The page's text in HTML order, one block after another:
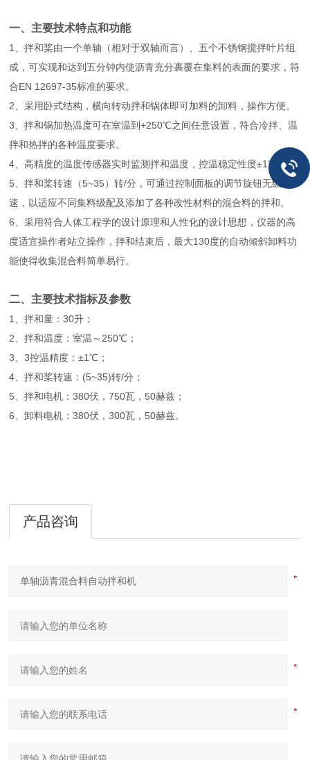
一、主要技术特点和功能
1、拌和桨由一个单轴（相对于双轴而言）、五个不锈钢搅拌叶片组
成，可实现和达到五分钟内使沥青充分裹覆在集料的表面的要求，符
合EN 12697-35标准的要求。
2、采用卧式结构，横向转动拌和锅体即可加料的卸料，操作方便。
3、拌和锅加热温度可在室温到+250℃之间任意设置，符合冷拌、温
拌和热拌的各种温度要求。
4、高精度的温度传感器实时监测拌和温度，控温稳定性度±1℃。
5、拌和桨转速（5~35）转/分，可通过控制面板的调节旋钮无级调
速，以适应不同集料级配及添加了各种改性材料的混合料的拌和。
6、采用符合人体工程学的设计原理和人性化的设计思想，仪器的高
度适宜操作者站立操作，拌和结束后，最大130度的自动倾斜卸料功
能使得收集混合料简单易行。
二、主要技术指标及参数
1、拌和量：30升；
2、拌和温度：室温～250℃；
3、3控温精度：±1℃；
4、拌和桨转速：(5~35)转/分；
5、拌和电机：380伏，750瓦，50赫兹；
6、卸料电机：380伏，300瓦，50赫兹。
产品咨询